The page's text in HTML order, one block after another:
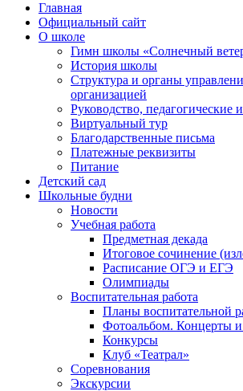
Главная
Официальный сайт
О школе
Гимн школы «Солнечный
История школы
Структура и органы
организацией
Руководство, педагогические
Виртуальный тур
Благодарственные письма
Платежные реквизиты
Питание
Детский сад
Школьные будни
Новости
Учебная работа
Предметная декада
Итоговое сочинение
Расписание ОГЭ и ЕГЭ
Олимпиады
Воспитательная работа
Планы воспитательной
Фотоальбом. Концерты
Конкурсы
Клуб «Театрал»
Соревнования
Экскурсии